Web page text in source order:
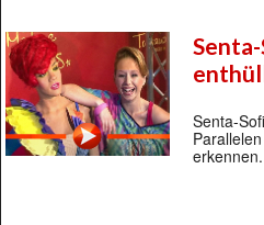
Senta-
erkennen.